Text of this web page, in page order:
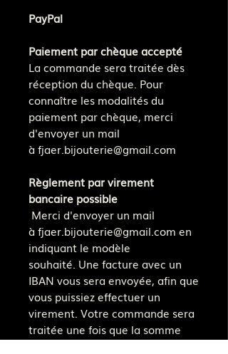
PayPal
Paiement par chèque accepté
La commande sera traitée dès
réception du chèque. Pour
connaître les modalités du
paiement par chèque, merci
d'envoyer un mail
à fjaer.bijouterie@gmail.com
Règlement par virement
bancaire possible
Merci d'envoyer un mail
à fjaer.bijouterie@gmail.com en
indiquant le modèle
souhaité. Une facture avec un
IBAN vous sera envoyée, afin que
vous puissiez effectuer un
virement. Votre commande sera
traitée une fois que la somme
aura été transférée.